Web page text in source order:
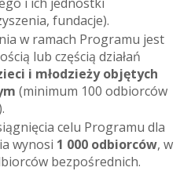
fundacje).
w ramach Programu jest
lub częścią działań
i młodzieży objętych
(minimum 100 odbiorców
celu Programu dla
wynosi 1 000 odbiorców, w
bezpośrednich.